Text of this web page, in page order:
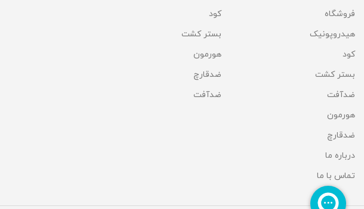
فروشگاه
هیدروپونیک
کود
بستر کشت
ضدآفت
هورمون
ضدقارچ
درباره ما
تماس با ما
کود
بستر کشت
هورمون
ضدقارچ
ضدآفت